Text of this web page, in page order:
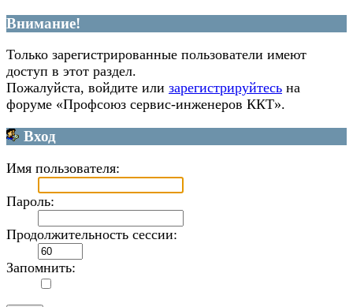
Внимание!
Только зарегистрированные пользователи имеют
доступ в этот раздел.
Пожалуйста, войдите или зарегистрируйтесь на
форуме «Профсоюз сервис-инженеров ККТ».
Вход
Имя пользователя:
Пароль:
Продолжительность сессии:
Запомнить: